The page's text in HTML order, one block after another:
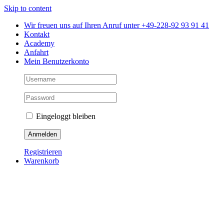
Skip to content
Wir freuen uns auf Ihren Anruf unter +49-228-92 93 91 41
Kontakt
Academy
Anfahrt
Mein Benutzerkonto
Eingeloggt bleiben
Registrieren
Warenkorb